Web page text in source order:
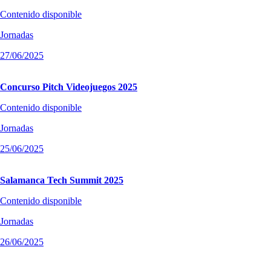
Contenido disponible
Jornadas
27/06/2025
Concurso Pitch Videojuegos 2025
Contenido disponible
Jornadas
25/06/2025
Salamanca Tech Summit 2025
Contenido disponible
Jornadas
26/06/2025